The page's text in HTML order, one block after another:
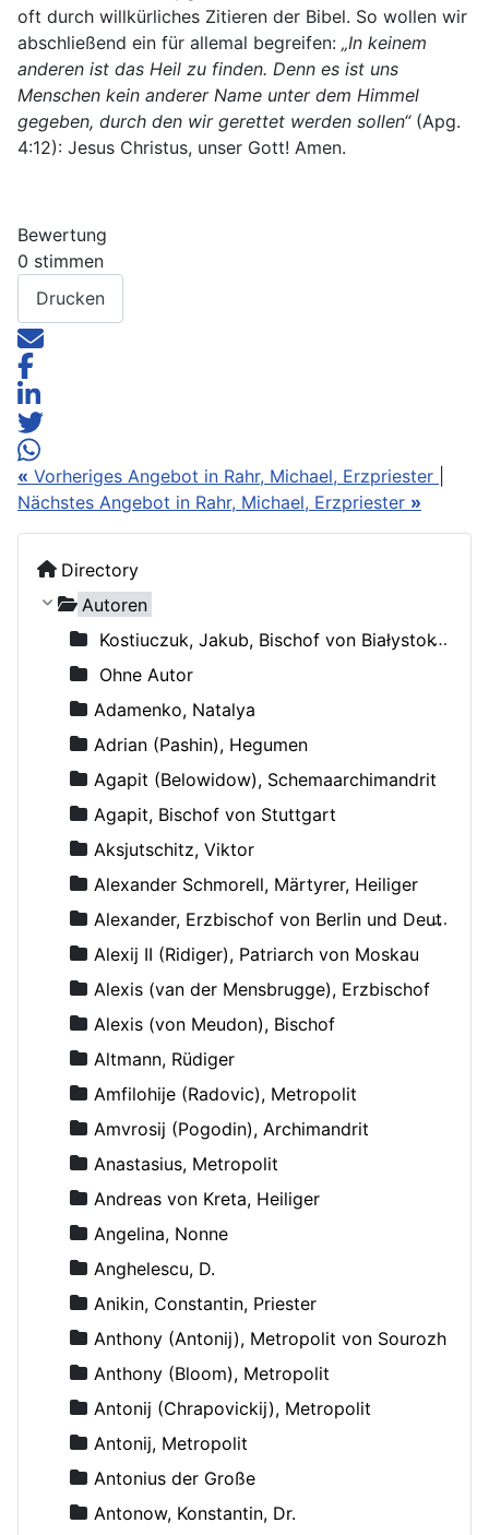
Directory
Autoren
Kostiuczuk, Jakub, Bischof von Białystok und Gdańsk
Ohne Autor
Adamenko, Natalya
Adrian (Pashin), Hegumen
Agapit (Belowidow), Schemaarchimandrit
Agapit, Bischof von Stuttgart
Aksjutschitz, Viktor
Alexander Schmorell, Märtyrer, Heiliger
Alexander, Erzbischof von Berlin und Deutschland
Alexij II (Ridiger), Patriarch von Moskau
Alexis (van der Mensbrugge), Erzbischof
Alexis (von Meudon), Bischof
Altmann, Rüdiger
Amfilohije (Radovic), Metropolit
Amvrosij (Pogodin), Archimandrit
Anastasius, Metropolit
Andreas von Kreta, Heiliger
Angelina, Nonne
Anghelescu, D.
Anikin, Constantin, Priester
Anthony (Antonij), Metropolit von Sourozh
Anthony (Bloom), Metropolit
Antonij (Chrapovickij), Metropolit
Antonij, Metropolit
Antonius der Große
Antonow, Konstantin, Dr.
oft durch willkürliches Zitieren der Bibel. So wollen wir
abschließend ein für allemal begreifen: „In keinem
anderen ist das Heil zu finden. Denn es ist uns
Menschen kein anderer Name unter dem Himmel
gegeben, durch den wir gerettet werden sollen“(Apg.
4:12): Jesus Christus, unser Gott! Amen.
Bewertung
0 stimmen
Drucken
« Vorheriges Angebot in Rahr, Michael, Erzpriester
Nächstes Angebot in Rahr, Michael, Erzpriester »